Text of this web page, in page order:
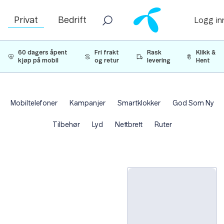
Privat Bedrift Logg
60 dagers åpent
kjøp på mobil
Fri frakt
og retur
Rask
levering
Klikk &
Hent
Mobiltelefoner Kampanjer Smartklokker God Som Ny
Tilbehør Lyd Nettbrett Ruter